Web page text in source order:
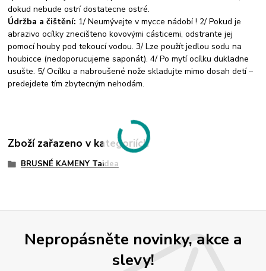
dokud nebude ostrí dostatecne ostré.
Údržba a čištění: 1/ Neumývejte v mycce nádobí ! 2/ Pokud je
abrazivo ocílky znecišteno kovovými cásticemi, odstrante jej
pomocí houby pod tekoucí vodou. 3/ Lze použít jedlou sodu na
houbicce (nedoporucujeme saponát). 4/ Po mytí ocílku dukladne
usušte. 5/ Ocílku a nabroušené nože skladujte mimo dosah detí –
predejdete tím zbytecným nehodám.
Zboží zařazeno v kategoriích
BRUSNÉ KAMENY Taidea
Nepropásněte novinky, akce a
slevy!